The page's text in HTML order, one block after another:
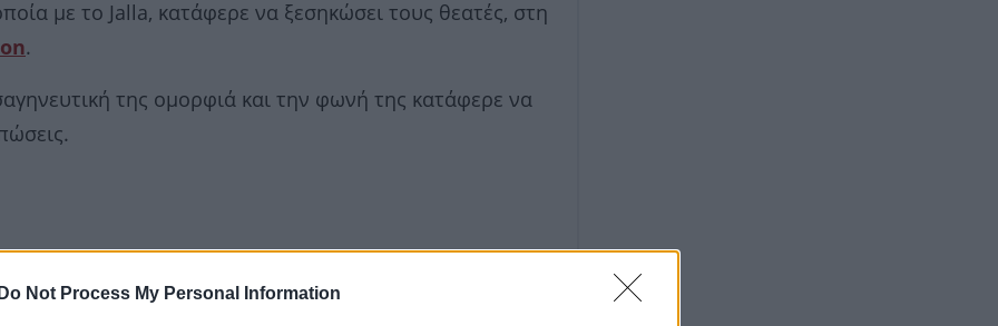
Do Not Process My Personal Information
με το Jalla, κατάφερε να ξεσηκώσει τους θεατές, στη
.
της ομορφιά και την φωνή της κατάφερε να